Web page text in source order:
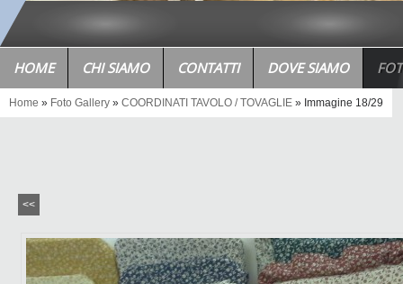
HOME CHI SIAMO CONTATTI DOVE SIAMO
Home » Foto Gallery » COORDINATI TAVOLO / TOVAGLIE » Immagine 18/29
<<